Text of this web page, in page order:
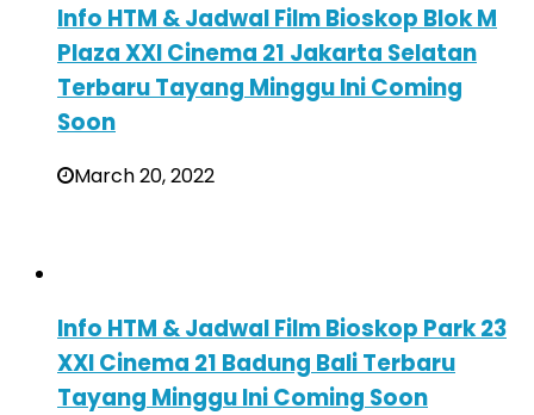
Info HTM & Jadwal Film Bioskop Blok M
Plaza XXI Cinema 21 Jakarta Selatan
Terbaru Tayang Minggu Ini Coming
Soon
March 20, 2022
Info HTM & Jadwal Film Bioskop Park 23
XXI Cinema 21 Badung Bali Terbaru
Tayang Minggu Ini Coming Soon